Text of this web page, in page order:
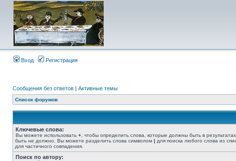
Вход Регистрация
Сообщения без ответов | Активные темы
Список форумов
Ключевые слова:
Вы можете использовать + , чтобы определить слова, которые должны быть в
быть не должно. Вы можете разделить слова символом | для поиска любого слова из
для частичного совпадения.
Поиск по автору: